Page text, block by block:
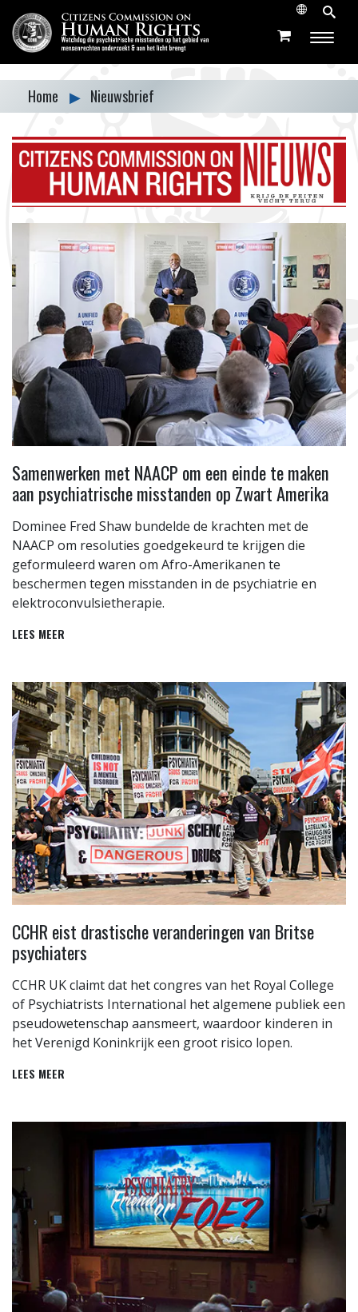
Home ▶ Nieuwsbrief
Samenwerken met NAACP om een einde te maken
aan psychiatrische misstanden op Zwart Amerika
Dominee Fred Shaw bundelde de krachten met de
NAACP om resoluties goedgekeurd te krijgen die
geformuleerd waren om Afro-Amerikanen te
beschermen tegen misstanden in de psychiatrie en
elektroconvulsietherapie.
LEES MEER
CCHR eist drastische veranderingen van Britse
psychiaters
CCHR UK claimt dat het congres van het Royal College
of Psychiatrists International het algemene publiek een
pseudowetenschap aansmeert, waardoor kinderen in
het Verenigd Koninkrijk een groot risico lopen.
LEES MEER